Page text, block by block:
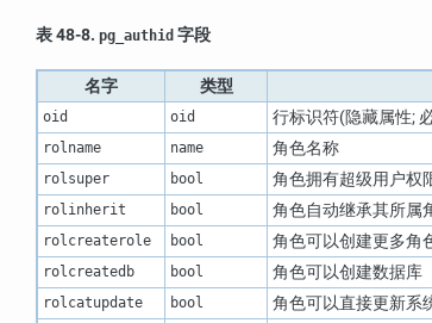
表 48-8. pg_authid 字段
名字 类型
oid oid 行标识符(隐藏属性;
rolname name 角色名称
rolsuper bool 角色拥有超级用户权
rolinherit bool 角色自动继承其所属
rolcreaterole bool 角色可以创建更多角
rolcreatedb bool 角色可以创建数据库
rolcatupdate bool 角色可以直接更新系